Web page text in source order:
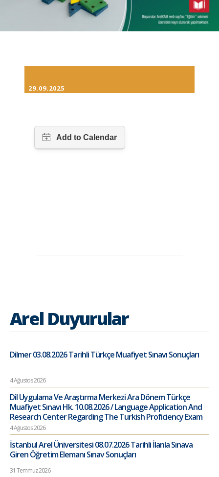
29.09.2025
Arel Duyurular
Dilmer 03.08.2026 Tarihli Türkçe Muafiyet Sınavı Sonuçları
4 Ağustos 2026
Dil Uygulama Ve Araştırma Merkezi Ara Dönem Türkçe
Muafiyet Sınavı Hk. 10.08.2026 / Language Application And
Research Center Regarding The Turkish Proficiency Exam
4 Ağustos 2026
İstanbul Arel Üniversitesi 08.07.2026 Tarihli İlanla Sınava
Giren Öğretim Elemanı Sınav Sonuçları
31 Temmuz 2026